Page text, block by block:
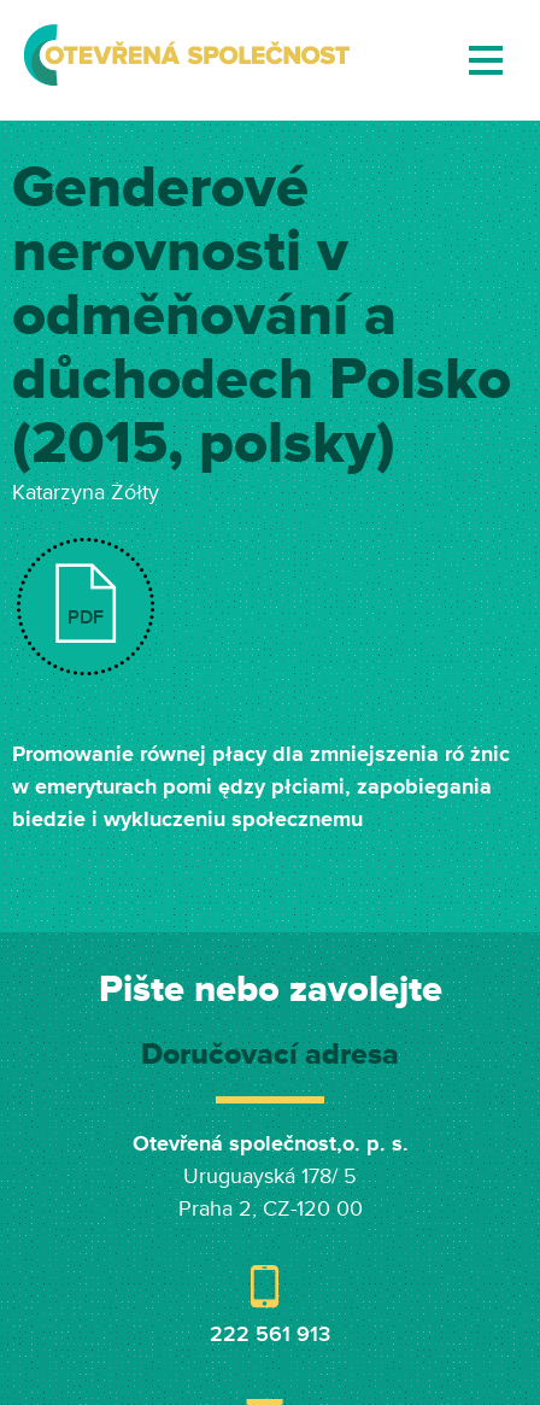
Genderové
nerovnosti v
odměňování a
důchodech Polsko
(2015, polsky)
Katarzyna Żółty
PDF
Promowanie równej płacy dla zmniejszenia ró żnic
w emeryturach pomi ędzy płciami, zapobiegania
biedzie i wykluczeniu społecznemu
Pište nebo zavolejte
Doručovací adresa
Otevřená společnost,o. p. s.
Uruguayská 178/ 5
Praha 2, CZ-120 00
222 561 913